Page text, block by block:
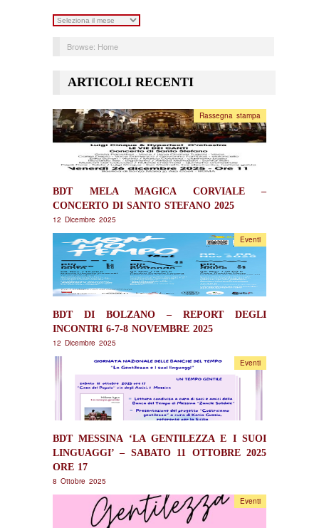
Archivi
Browse: Home
ARTICOLI RECENTI
BDT MELA MAGICA CORVIALE –
CONCERTO DI SANTO STEFANO 2025
12 Dicembre 2025
Rassegna stampa
BDT DI BOLZANO – REPORT DEGLI
INCONTRI 6-7-8 NOVEMBRE 2025
12 Dicembre 2025
Eventi
BDT MESSINA ‘LA GENTILEZZA E I SUOI
LINGUAGGI’ – SABATO 11 OTTOBRE 2025
ORE 17
8 Ottobre 2025
Eventi
Eventi